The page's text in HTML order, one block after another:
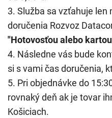
3. Služba sa vzťahuje len
doručenia Rozvoz
"Hotovosťou alebo
4. Následne vás bude
si s vami čas doručenia,
5. Pri objednávke do
rovnaký deň ak je tovar
Košiciach.